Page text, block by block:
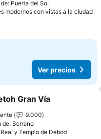
de: Puerta del Sol
modernos con vistas a la ciudad
Ver precios
a favoritos
Gran Vía
9.000
de: Serrano
y Templo de DebodVer